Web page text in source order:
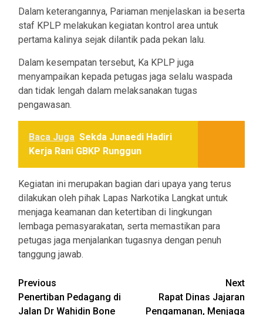
Dalam keterangannya, Pariaman menjelaskan ia beserta
staf KPLP melakukan kegiatan kontrol area untuk
pertama kalinya sejak dilantik pada pekan lalu.
Dalam kesempatan tersebut, Ka KPLP juga
menyampaikan kepada petugas jaga selalu waspada
dan tidak lengah dalam melaksanakan tugas
pengawasan.
Baca Juga Sekda Junaedi Hadiri
Kerja Rani GBKP Runggun
Kegiatan ini merupakan bagian dari upaya yang terus
dilakukan oleh pihak Lapas Narkotika Langkat untuk
menjaga keamanan dan ketertiban di lingkungan
lembaga pemasyarakatan, serta memastikan para
petugas jaga menjalankan tugasnya dengan penuh
tanggung jawab.
Post
navigation
Previous
Penertiban Pedagang di
Jalan Dr Wahidin Bone
Next
Rapat Dinas Jajaran
Pengamanan, Menjaga